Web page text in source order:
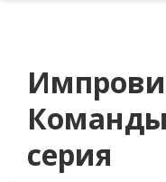
Команды
серия